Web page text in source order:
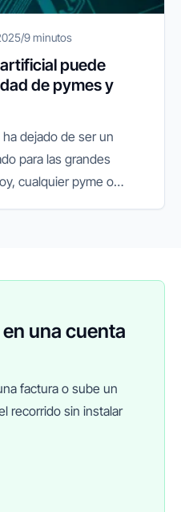
/9 minutos
puede
de pymes y
dejado de ser un
para las grandes
cualquier pyme o
una cuenta
factura o sube un
recorrido sin instalar